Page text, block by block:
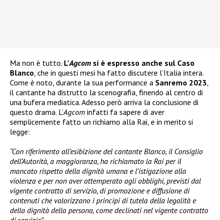
Ma non è tutto. L’Agcom si è espresso anche sul Caso
Blanco, che in questi mesi ha fatto discutere l’Italia intera.
Come è noto, durante la sua performance a Sanremo 2023,
il cantante ha distrutto la scenografia, finendo al centro di
una bufera mediatica. Adesso però arriva la conclusione di
questo drama. L’Agcom infatti fa sapere di aver
semplicemente fatto un richiamo alla Rai, e in merito si
legge:
“Con riferimento all’esibizione del cantante Blanco, il Consiglio
dell’Autorità, a maggioranza, ha richiamato la Rai per il
mancato rispetto della dignità umana e l’istigazione alla
violenza e per non aver ottemperato agli obblighi, previsti dal
vigente contratto di servizio, di promozione e diffusione di
contenuti che valorizzano i principi di tutela della legalità e
della dignità della persona, come declinati nel vigente contratto